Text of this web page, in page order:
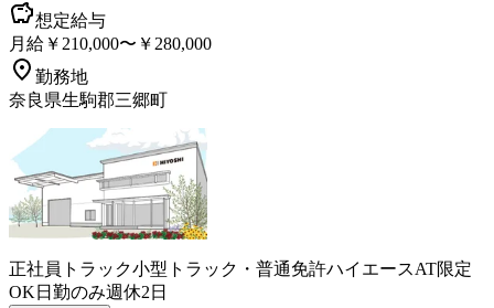
想定給与
月給￥210,000〜￥280,000
勤務地
奈良県生駒郡三郷町
正社員 トラック小型トラック・普通免許ハイエースAT限定
OK日勤のみ週休2日